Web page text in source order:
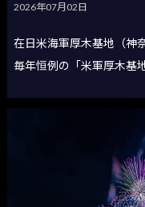
2026年07月02日
在日米海軍厚木基地（神
毎年恒例の「米軍厚木基